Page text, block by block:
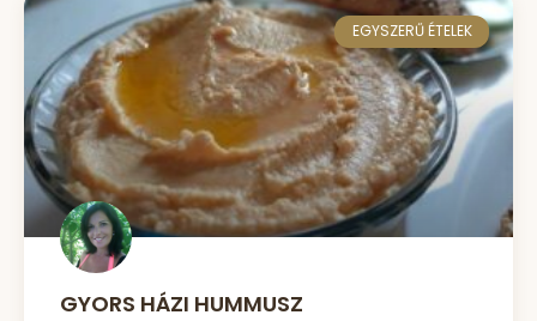
EGYSZERŰ ÉTELEK
GYORS HÁZI HUMMUSZ